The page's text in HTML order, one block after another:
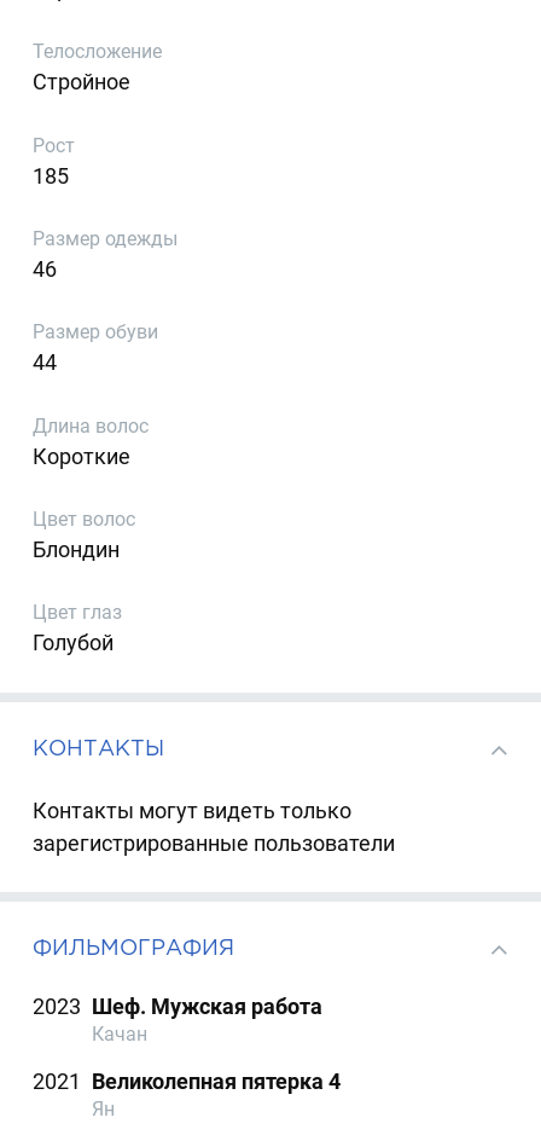
Телосложение
Стройное
Рост
185
Размер одежды
46
Размер обуви
44
Длина волос
Короткие
Цвет волос
Блондин
Цвет глаз
Голубой
КОНТАКТЫ
Контакты могут видеть только
зарегистрированные пользователи
ФИЛЬМОГРАФИЯ
2023 Шеф. Мужская работа
Качан
2021 Великолепная пятерка 4
Ян